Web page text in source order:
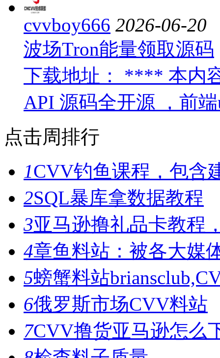
cvvboy666 2026-06-20
波场Tron能量领取源码
下载地址： **** 本内
API 源码全开源 ，前端
点击周排行
1CVV钓鱼课程，包含
2SQL暴库拿数据教程
3亚马逊撸礼品卡教程
4章鱼料站：被各大媒
5螃蟹料站
6俄罗斯市场CVV料站
7CVV撸货亚马逊怎么